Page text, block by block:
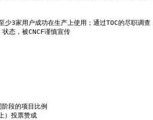
用户成功在生产上使用；通过TOC的尽职调查
，被CNCF谨慎宣传
段的项目比例
投票赞成